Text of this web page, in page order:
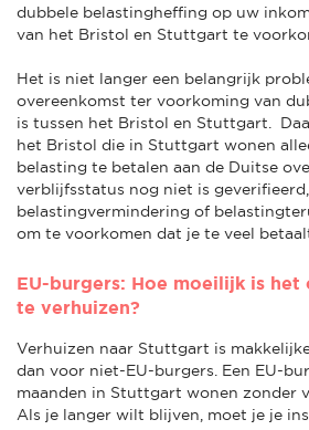
dubbele belastingheffing op uw
van het Bristol en Stuttgart te
Het is niet langer een belangrijk
overeenkomst ter voorkoming van
is tussen het Bristol en Stuttgart.
het Bristol die in Stuttgart wonen
belasting te betalen aan de Duitse
verblijfsstatus nog niet is
belastingvermindering of
om te voorkomen dat je te veel
EU-burgers: Hoe moeilijk is het
te verhuizen?
Verhuizen naar Stuttgart is
dan voor niet-EU-burgers. Een EU-
maanden in Stuttgart wonen zonder
Als je langer wilt blijven, moet je je